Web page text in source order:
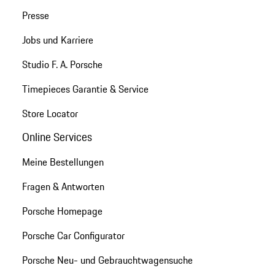
Presse
Jobs und Karriere
Studio F. A. Porsche
Timepieces Garantie & Service
Store Locator
Online Services
Meine Bestellungen
Fragen & Antworten
Porsche Homepage
Porsche Car Configurator
Porsche Neu- und Gebrauchtwagensuche